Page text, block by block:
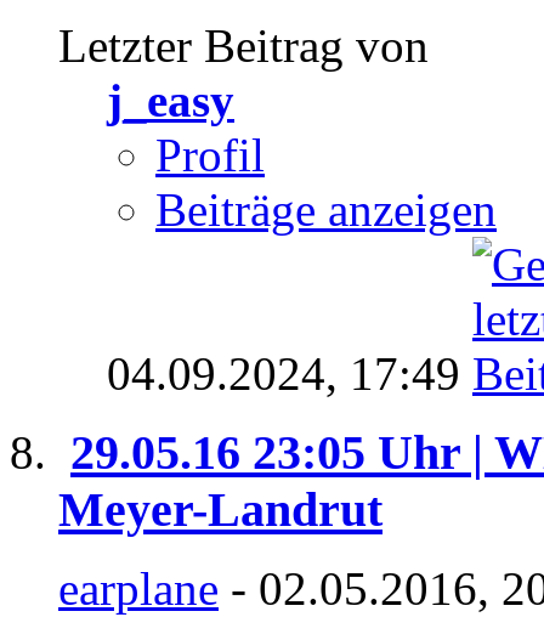
Letzter Beitrag von
j_easy
Profil
Beiträge anzeigen
04.09.2024, 17:49
29.05.16 23:05 Uhr |
Meyer-Landrut
earplane - 02.05.2016,